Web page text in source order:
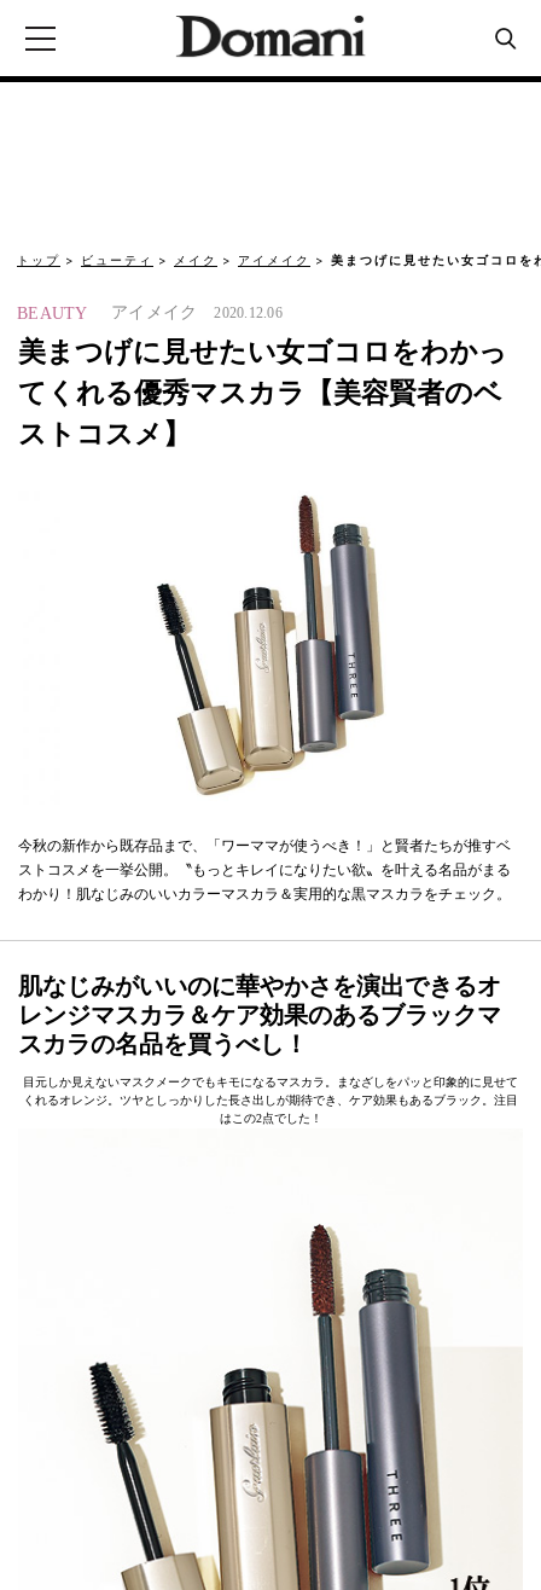
トップ ビューティ メイク アイメイク 美まつげに見せたい女ゴコロ
BEAUTY アイメイク 2020.12.06
美まつげに見せたい女ゴコロをわかっ
てくれる優秀マスカラ【美容賢者のベ
ストコスメ】
今秋の新作から既存品まで、「ワーママが使うべき！」と賢者たちが推すベ
ストコスメを一挙公開。〝もっとキレイになりたい欲〟を叶える名品がまる
わかり！肌なじみのいいカラーマスカラ＆実用的な黒マスカラをチェック。
肌なじみがいいのに華やかさを演出できるオ
レンジマスカラ＆ケア効果のあるブラックマ
スカラの名品を買うべし！
目元しか見えないマスクメークでもキモになるマスカラ。まなざしをパッと印象的に見せて
くれるオレンジ。ツヤとしっかりした長さ出しが期待でき、ケア効果もあるブラック。注目
はこの2点でした！